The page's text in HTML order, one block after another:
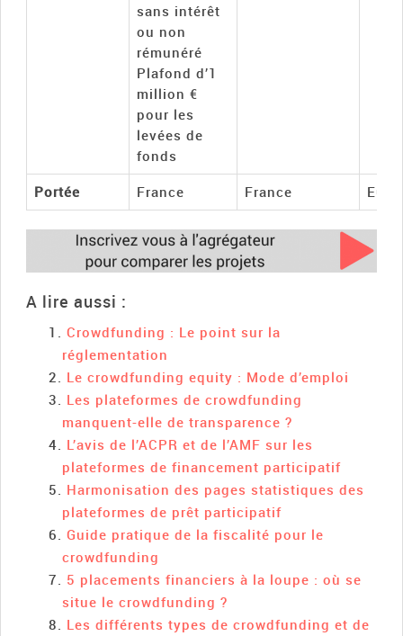
sans intérêt
ou non
rémunéré
Plafond d’1
million €
pour les
levées de
fonds
Portée France France
A lire aussi :
Crowdfunding : Le point sur la
réglementation
Le crowdfunding equity : Mode d’emploi
Les plateformes de crowdfunding
manquent-elle de transparence ?
L’avis de l’ACPR et de l’AMF sur les
plateformes de financement participatif
Harmonisation des pages statistiques des
plateformes de prêt participatif
Guide pratique de la fiscalité pour le
crowdfunding
5 placements financiers à la loupe : où se
situe le crowdfunding ?
Les différents types de crowdfunding et de